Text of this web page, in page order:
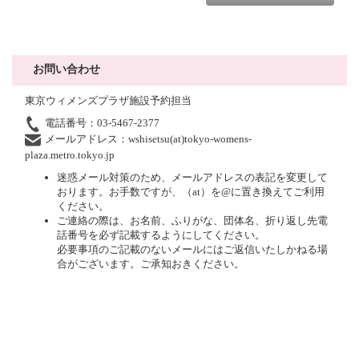
お問い合わせ
東京ウィメンズプラザ施設予約担当
電話番号：03-5467-2377
メールアドレス：wshisetsu(at)tokyo-womens-
plaza.metro.tokyo.jp
迷惑メール対策のため、メールアドレスの表記を変更して
おります。お手数ですが、（at）を@に置き換えてご利用
ください。
ご連絡の際は、お名前、ふりがな、団体名、折り返し先電
話番号を必ず記載するようにしてください。
必要事項のご記載のないメールにはご返信いたしかねる場
合がございます。ご承知おきください。